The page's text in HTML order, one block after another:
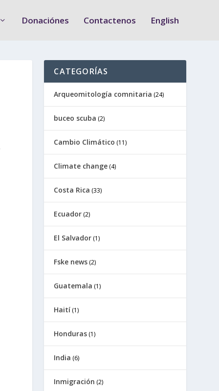
Donaciónes Contactenos English
CATEGORÍAS
Arqueomitología comnitaria (24)
buceo scuba (2)
Cambio Climático (11)
Climate change (4)
Costa Rica (33)
Ecuador (2)
El Salvador (1)
Fske news (2)
Guatemala (1)
Haití (1)
Honduras (1)
India (6)
Inmigración (2)